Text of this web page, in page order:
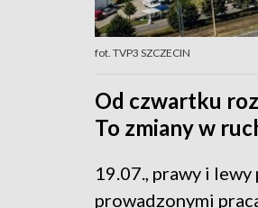
fot. TVP3 SZCZECIN
Od czwartku
To zmiany w
19.07., prawy i
prowadzonymi